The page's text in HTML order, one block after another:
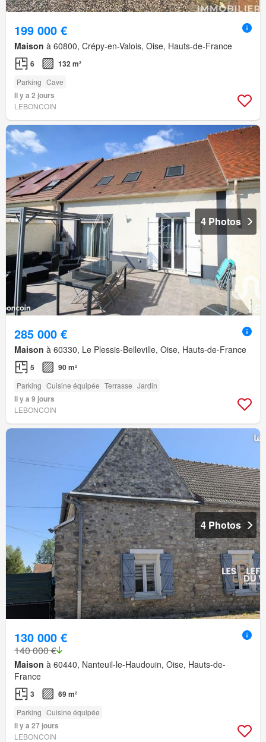
199 000 €
Maison à 60800, Crépy-en-Valois, Oise, Hauts-de-France
6 132 m²
Parking Cave
Il y a 2 jours
LEBONCOIN
4 Photos
285 000 €
Maison à 60330, Le Plessis-Belleville, Oise, Hauts-de-France
5 90 m²
Parking Cuisine équipée Terrasse Jardin
Il y a 9 jours
LEBONCOIN
4 Photos
130 000 €
140 000 €
Maison à 60440, Nanteuil-le-Haudouin, Oise, Hauts-de-
France
3 69 m²
Parking Cuisine équipée
Il y a 27 jours
LEBONCOIN